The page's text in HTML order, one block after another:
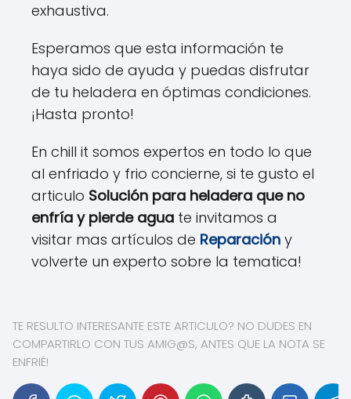
exhaustiva.
Esperamos que esta información te
haya sido de ayuda y puedas disfrutar
de tu heladera en óptimas condiciones.
¡Hasta pronto!
En chill it somos expertos en todo lo que
al enfriado y frio concierne, si te gusto el
articulo Solución para heladera que no
enfría y pierde agua te invitamos a
visitar mas artículos de Reparación y
volverte un experto sobre la tematica!
TE RESULTO INTERESANTE ESTE ARTICULO? NO DUDES EN
COMPARTIRLO CON TUS AMIG@S, ANTES QUE LA NOTA SE
ENFRIÉ!